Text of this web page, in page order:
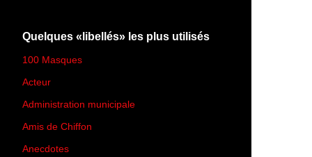
Quelques «libellés» les plus utilisés
100 Masques
Acteur
Administration municipale
Amis de Chiffon
Anecdotes